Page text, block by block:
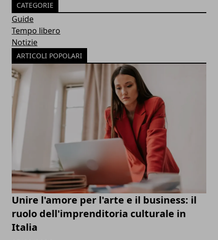
CATEGORIE
Guide
Tempo libero
Notizie
ARTICOLI POPOLARI
Unire l'amore per l'arte e il business: il
ruolo dell'imprenditoria culturale in
Italia